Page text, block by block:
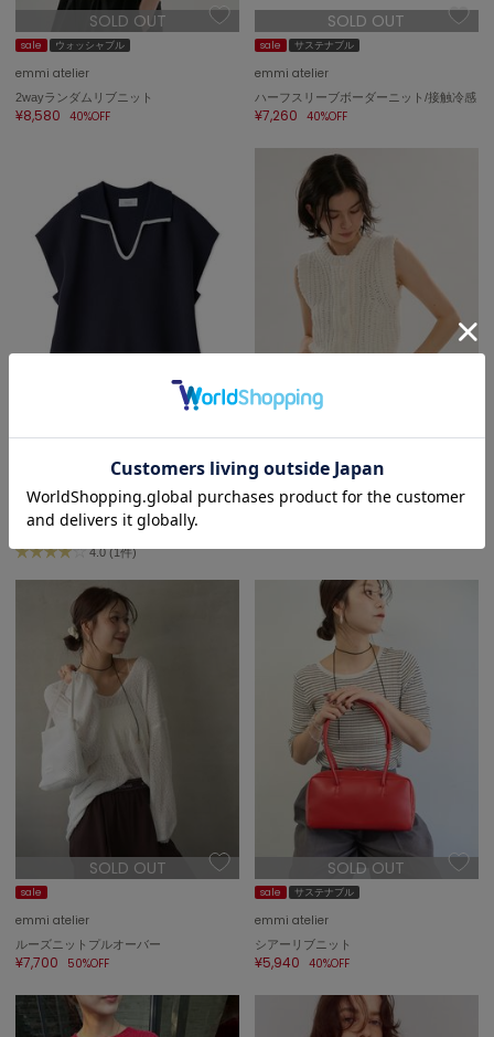
NEW Balance
ニューバランス
nezu
NOWNS
ナウンス
オニツカ タイガー
ORGUE
PATRICK
パトリック
フィリーチョコレート
ポローラ
PUMA
プーマ
Reebok
SOLD OUT
sale ウォッシャブル
emmi atelier
2wayランダムリブニット
¥8,580 40%OFF
SOLD OUT
sale サステナブル
emmi atelier
ハーフスリーブボーダーニット/接触冷感
¥7,260 40%OFF
SOLD OUT
サステナブル ウォッシャブル
emmi atelier
¥8,580
4.0 (1件)
SOLD OUT
サステナブル
emmi atelier
SOLD OUT
sale
emmi atelier
ルーズニットプルオーバー
¥7,700 50%OFF
SOLD OUT
sale サステナブル
emmi atelier
シアーリブニット
¥5,940 40%OFF